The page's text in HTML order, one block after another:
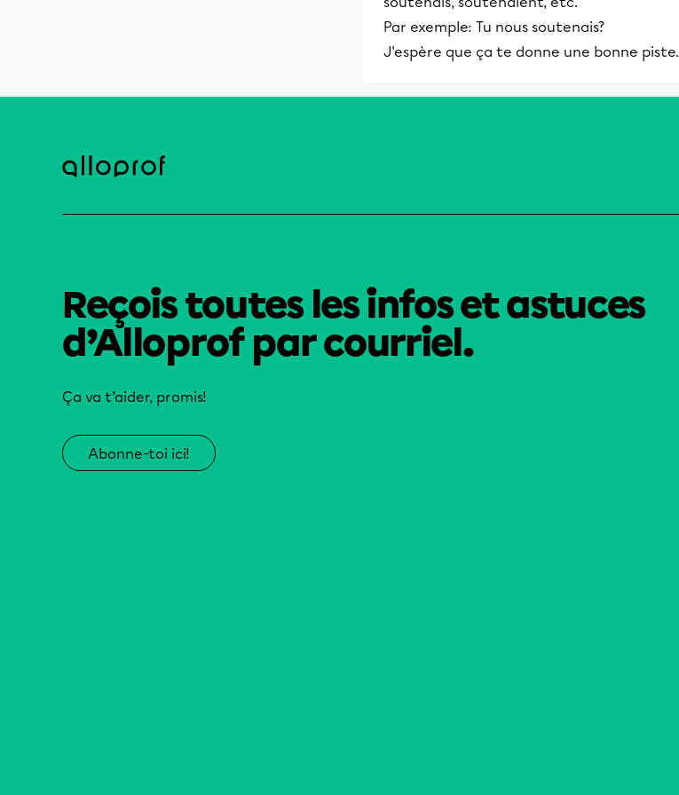
Par exemple: Tu nous soutenais?
J'espère que ça te donne une bonne piste.
Reçois toutes les infos et astuces
d’Alloprof par courriel.
Ça va t’aider, promis!
Abonne-toi ici!